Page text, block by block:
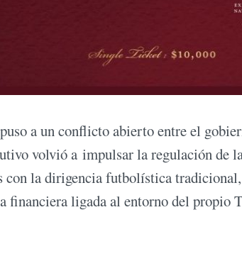
a un conflicto abierto entre el
volvió a impulsar la regulación de
con la dirigencia futbolística
financiera ligada al entorno del propio